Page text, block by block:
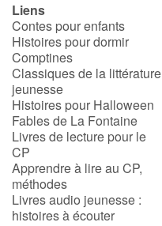
Liens
Contes pour enfants
Histoires pour dormir
Comptines
Classiques de la littérature
jeunesse
Histoires pour Halloween
Fables de La Fontaine
Livres de lecture pour le
CP
Apprendre à lire au CP,
méthodes
Livres audio jeunesse :
histoires à écouter